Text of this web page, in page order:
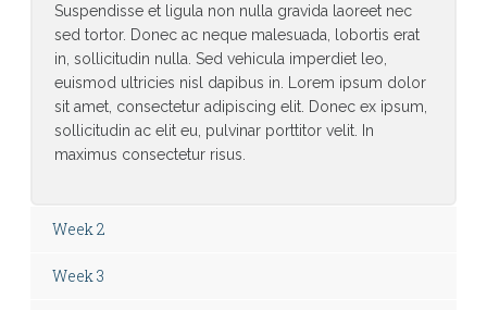
Suspendisse et ligula non nulla gravida laoreet nec
sed tortor. Donec ac neque malesuada, lobortis erat
in, sollicitudin nulla. Sed vehicula imperdiet leo,
euismod ultricies nisl dapibus in. Lorem ipsum dolor
sit amet, consectetur adipiscing elit. Donec ex ipsum,
sollicitudin ac elit eu, pulvinar porttitor velit. In
maximus consectetur risus.
Week 2
Week 3